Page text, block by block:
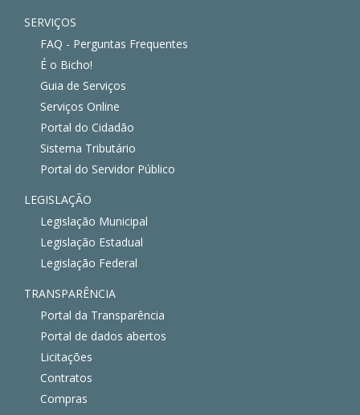
SERVIÇOS
FAQ - Perguntas Frequentes
É o Bicho!
Guia de Serviços
Serviços Online
Portal do Cidadão
Sistema Tributário
Portal do Servidor Público
LEGISLAÇÃO
Legislação Municipal
Legislação Estadual
Legislação Federal
TRANSPARÊNCIA
Portal da Transparência
Portal de dados abertos
Licitações
Contratos
Compras